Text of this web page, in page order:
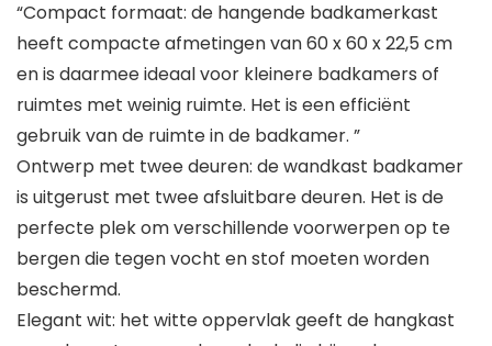
“Compact formaat: de hangende badkamerkast
heeft compacte afmetingen van 60 x 60 x 22,5 cm
en is daarmee ideaal voor kleinere badkamers of
ruimtes met weinig ruimte. Het is een efficiënt
gebruik van de ruimte in de badkamer. ”
Ontwerp met twee deuren: de wandkast badkamer
is uitgerust met twee afsluitbare deuren. Het is de
perfecte plek om verschillende voorwerpen op te
bergen die tegen vocht en stof moeten worden
beschermd.
Elegant wit: het witte oppervlak geeft de hangkast